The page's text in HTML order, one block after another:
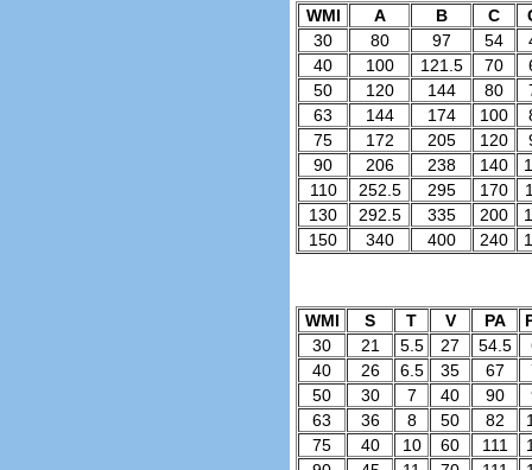
WMI A В С
30
80 97 54
40
100 121.5 70
50
120 144 80
63
144 174 100
75
172 205 120
90
206 238 140
110
252.5 295 170
130
292.5 335 200
150
340 400 240
WMI S T V PA
30
21 5.5 27 54.5
40
26 6.5 35 67
50
30 7 40 90
63
36 8 50 82
75
40 10 60 111